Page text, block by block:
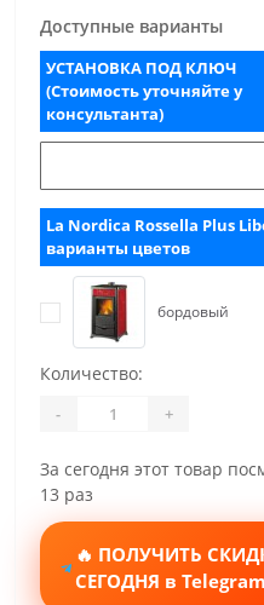
Доступные варианты
УСТАНОВКА ПОД КЛЮЧ
(Стоимость уточняйте у
консультанта)
La Nordica Rossella Plus
варианты цветов
бордовый
Количество:
- +
За сегодня этот товар
13 раз
🔥 ПОЛУЧИТЬ
СЕГОДНЯ в Telegram